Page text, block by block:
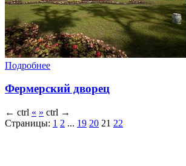
Подробнее
Фермерский дворец
← ctrl « » ctrl →
Страницы: 1 2 ... 19 20 21 22